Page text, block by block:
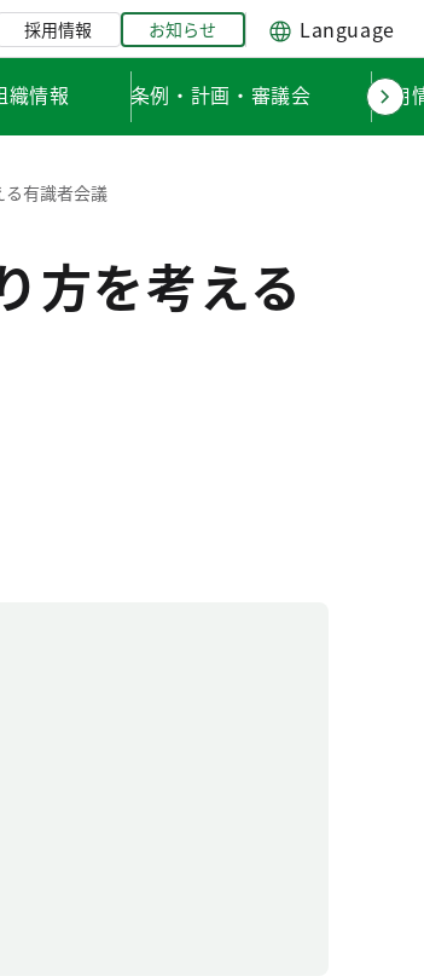
採用情報 お知らせ Language
織情報 条例・計画・審議会 採用
る有識者会議
方を考える